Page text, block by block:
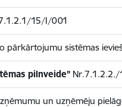
15/I/001
pārkārtojumu sistēmas
pilnveide”Nr.7.1.2.2./
un uzņēmēju